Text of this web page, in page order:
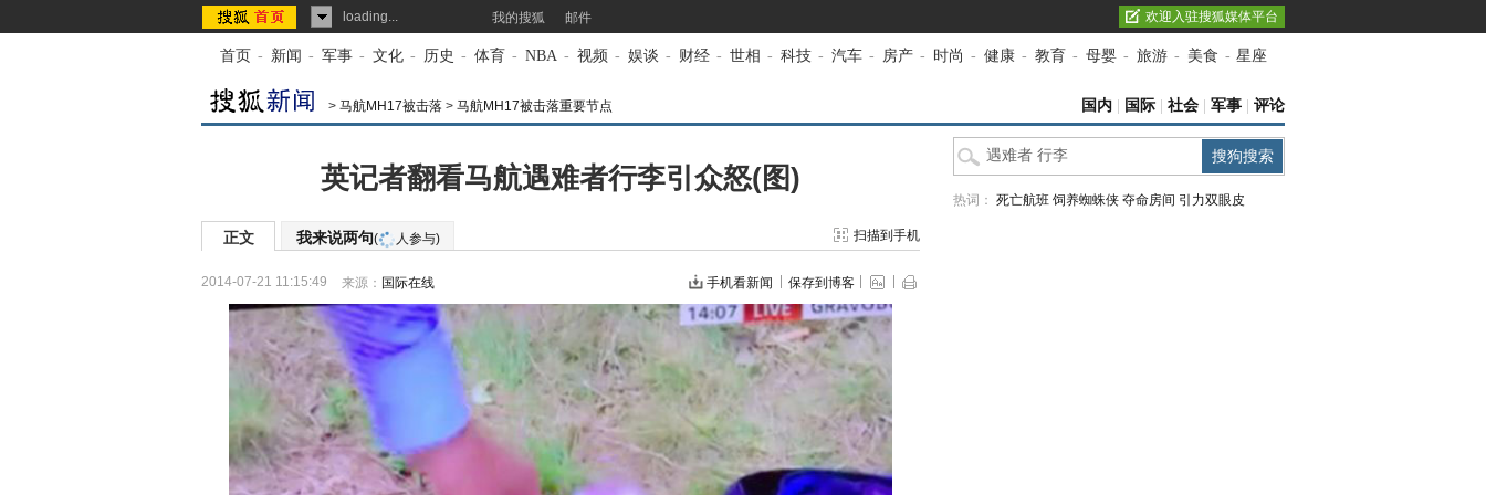
loading... 我的搜狐 邮件 欢迎入驻搜狐媒体平台
首页 - 新闻 - 军事 - 文化 - 历史 - 体育 - NBA - 视频 - 娱谈 - 财经 - 世相 - 科技 - 汽车 - 房产 - 时尚 - 健康 - 教育 - 母婴 - 旅游 - 美食 - 星座
> 马航MH17被击落 > 马航MH17被击落重要节点 国内 国际 社会 军事 评论
英记者翻看马航遇难者行李引众怒(图)
正文 我来说两句( 人参与) 扫描到手机
2014-07-21 11:15:49 来源： 国际在线 手机看新闻 保存到博客
热词： 死亡航班 饲养蜘蛛侠 夺命房间 引力双眼皮